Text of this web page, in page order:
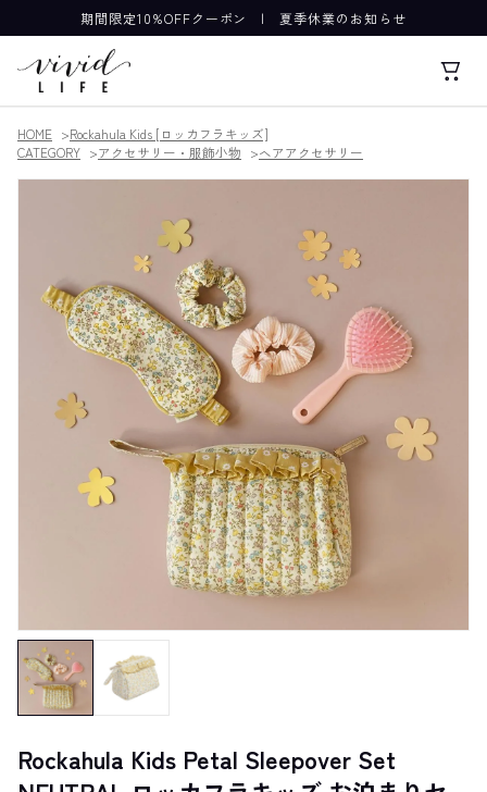
期間限定10%OFFクーポン |夏季休業のお知らせ
HOME
Rockahula Kids [ロッカフラキッズ]
CATEGORY
アクセサリー・服飾小物 ヘアアクセサリー
Rockahula Kids Petal Sleepover Set